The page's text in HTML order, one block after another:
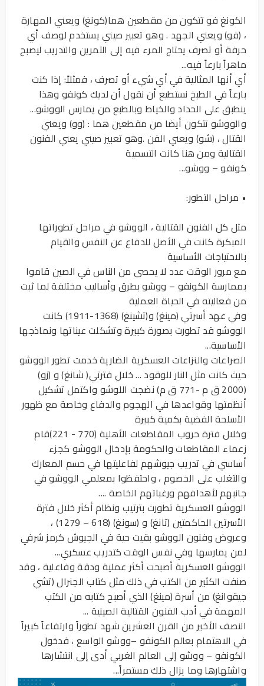
الكونغ فو تتكون من مقطعين هما(كونغ) ويعني المهارة
، (فو) ويعني الجهد . وهو تعبير صيني يستخدم لوصف أي
حرفة أو تصرف يحتاج المرء فيه إلى التمرين والتدريب ليصبح
ماهراً بارعاً فيه...
أي أنها المثالية في أي شيء أو تصرف ، فمثلاً: إذا كنت
بارعاً في الطبخ نستطيع أن نقول أن لديك كونفو وهذا
ينطبق على الحداد والخياط وبالطبع من يمارس الووشو...
والووشو تتكون أيضا من مقطعين هما : (وو) ويعني
القتال ، (شو) ويعني الفن .وهو تعبير صيني يعني الفنون
القتالية ومن هنا كانت التسمية
كونفو – ووشو...
• مراحل التطور:
مثل كل الفنون القتالية ، الووشو في مراحل تطوراتها
المبكرة كانت في الأصل للدفاع عن النفس والقيام
بالاحتياجات الأساسية
مع مرور الوقت عدد لا يحصى من الناس في الصين قاموا
بممارسة الكونفو – ووشو بطرق وأساليب مختلفة لما ثبت
من فعاليته في الحياة العملية
وفي عهد أسرتي (مينغ) و(تشينغ) (1368-1911) كانت
الووشو قد تطورت بصورة كبيرة وتشكلت عيناتها ونماذجها
الأساسية...
الصراعات والنزاعات العسكرية الضارية خدمت تطور الووشو
حيث كانت مثل النار للوقود ... خلال فترتي( شانغ) و (زو)
(2000 ق م -771 ق م) نضجت اللوشو واكتمل تشكيل
أنظمتها وقواعدها في الهجوم والدفاع وخاصة مع ظهور
الأسلحة الفضية بكمية كبيرة
وخلال فترة حروب المقاطعات الأهلية (770 - 221)قام
زعماء المقاطعات والحكومة بإدخال الووشو كجزء
أساسي في تدريب جيوشهم لفاعليتها في حسم المعارك
والتغلب على الخصوم ، واحتفظوا بمعلمي الووشو في
جانبهم لأهدافهم ورغباتهم الخاصة ....
الووشو العسكرية تطورت بترتيب ونظام أكثر خلال فترة
الأسرتين الحاكمتين (تانغ) و (سونغ) (618 – 1279) ،
وعروض وفنون الووشو بقيت حية في الجيوش كرمز شرفي
لمن يمارسها وفي نفس الوقت كتدريب عسكري...
الووشو العسكرية أصبحت أكثر عملية ودقة وفاعلية ، وقد
صنفت الكثير من الكتب في ذلك مثل كتاب الجنرال (تشي
جيقوانغ) من أسرة (مينغ) الذي أصبح كتابه من الكتب
المهمة في أدب الفنون القتالية الصينية ...
النصف الأخير من القرن العشرين شهد تطوراً وارتفاعاً كبيراً
في الاهتمام بعالم الكونفو –ووشو الواسع ، فدخول
الكونفو – ووشو إلى العالم الغربي أدى إلى انتشارها
واشتهارها وما يزال ذلك مستمراً...